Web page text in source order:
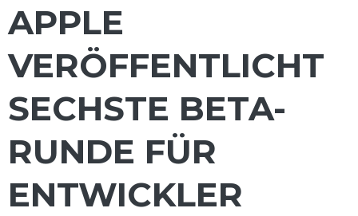
APPLE
VERÖFFENTLICHT
SECHSTE BETA-
RUNDE FÜR
ENTWICKLER